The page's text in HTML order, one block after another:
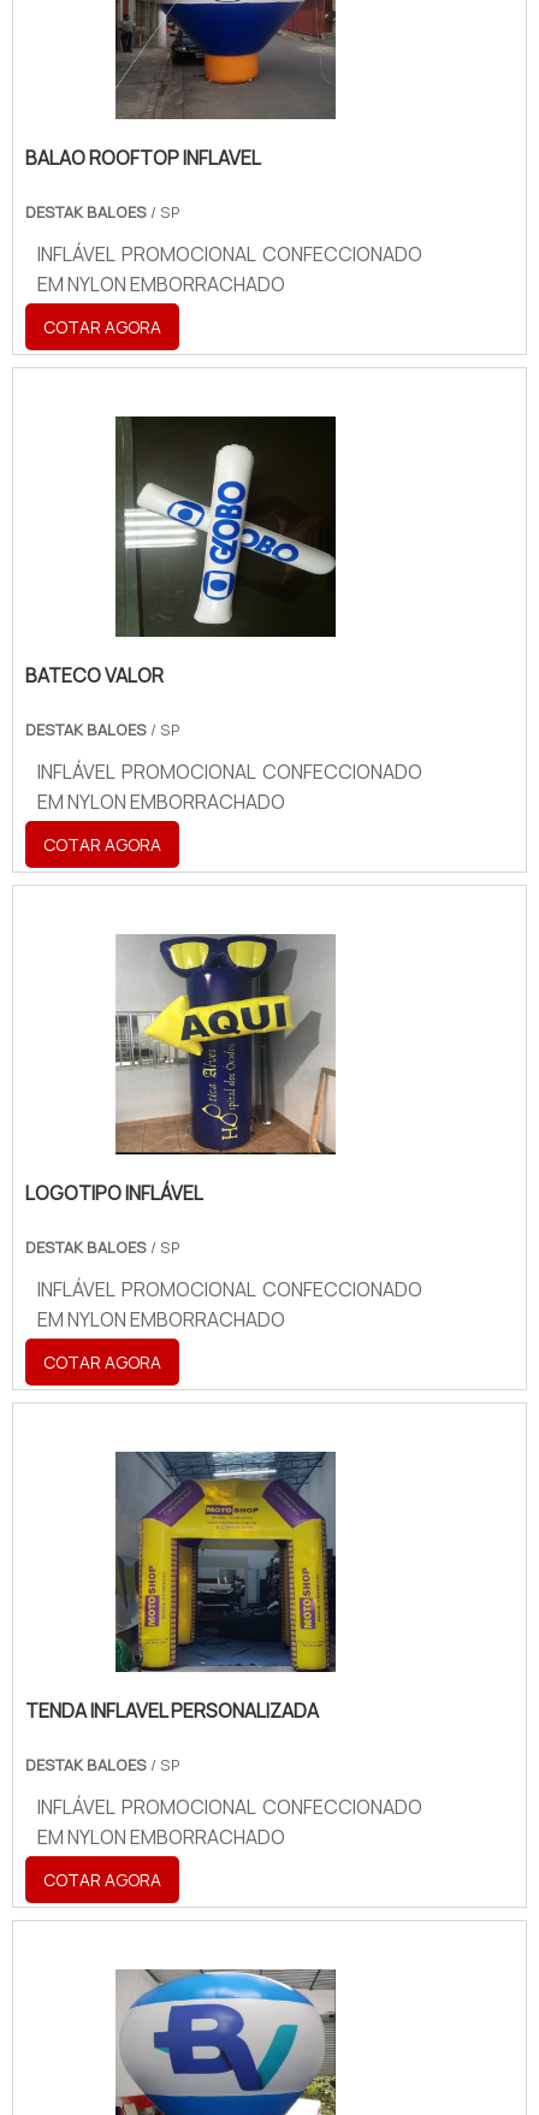
BALAO ROOFTOP INFLAVEL
DESTAK BALOES / SP
INFLÁVEL PROMOCIONAL CONFECCIONADO
EM NYLON EMBORRACHADO
COTAR AGORA
BATECO VALOR
DESTAK BALOES / SP
INFLÁVEL PROMOCIONAL CONFECCIONADO
EM NYLON EMBORRACHADO
COTAR AGORA
LOGOTIPO INFLÁVEL
DESTAK BALOES / SP
INFLÁVEL PROMOCIONAL CONFECCIONADO
EM NYLON EMBORRACHADO
COTAR AGORA
TENDA INFLAVEL PERSONALIZADA
DESTAK BALOES / SP
INFLÁVEL PROMOCIONAL CONFECCIONADO
EM NYLON EMBORRACHADO
COTAR AGORA